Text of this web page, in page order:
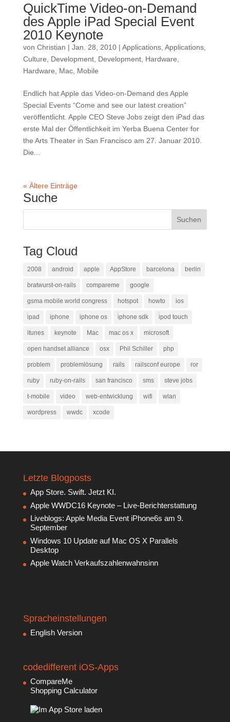
QuickTime Video-on-Demand
des Apple iPad Special Event
2010 Keynote
von Christian | Jan. 28, 2010| Applications, Applications,
Culture
Development, Development, Hardware
Hardware
Mac, Mobile
Endlich hat Apple das Video-on-Demand des Apple
Special Events “Come and see our latest creation”
veröffentlicht. Apple CEO Steve Jobs zeigt den iPad das
erste Mal der Öffentlichkeit im Yerba Buena Center for
the Arts Theater in San Francisco am 27. Januar 2010.
Die...
« Ältere Einträge
Suche
Tag Cloud
2008 android apple AppStore barcelona berlin
bratwurst-on-rails compareme google
gsma mobile world congress hotspot howto ios
ipad iphone iphone os iphone sdk ipod touch
itunes keynote Mac mac os x microsoft
open handset alliance osx Phil Schiller php
problem problemlösung rails railsconf europe ror
ruby ruby-on-rails san francisco sms steve jobs
t-mobile video web-entwicklung wifi wlan
wordpress wwdc xcode
Letzte Blogposts
App Store. Swift. Jetzt KI.
Apple WWDC16 Keynote – Live-Berichterstattung
Liveblogs: Apple Media Event iPhone6s am 9.
September
Windows 10 Update auf Mac OS X Parallels
Desktop
Apple Watch Verkaufszahlenwahnsinn
Spracheinstellungen
English Version
codedifferent iOS-Apps
CompareMe
Shopping Calculator